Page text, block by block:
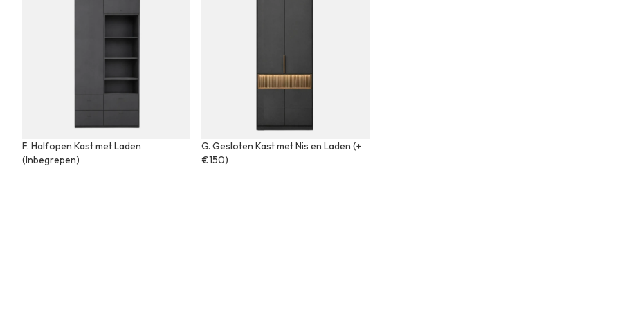
F. Halfopen Kast met Laden
(Inbegrepen)
G. Gesloten Kast met Nis en Laden (+
€150)